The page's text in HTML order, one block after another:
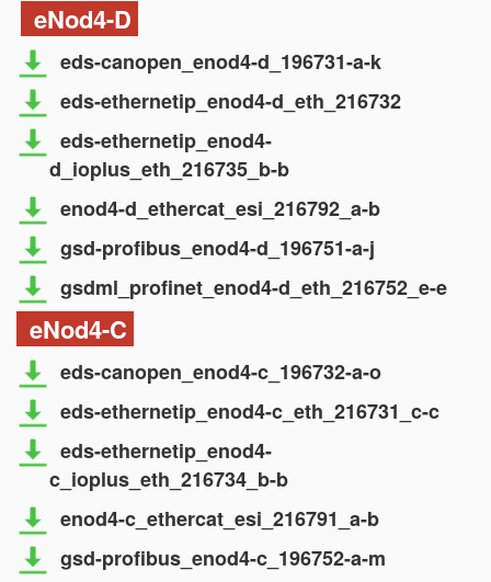
eNod4-D
eds-canopen_enod4-d_196731-a-k
eds-ethernetip_enod4-d_eth_216732
eds-ethernetip_enod4-
d_ioplus_eth_216735_b-b
enod4-d_ethercat_esi_216792_a-b
gsd-profibus_enod4-d_196751-a-j
gsdml_profinet_enod4-d_eth_216752_e-e
eNod4-C
eds-canopen_enod4-c_196732-a-o
eds-ethernetip_enod4-c_eth_216731_c-c
eds-ethernetip_enod4-
c_ioplus_eth_216734_b-b
enod4-c_ethercat_esi_216791_a-b
gsd-profibus_enod4-c_196752-a-m